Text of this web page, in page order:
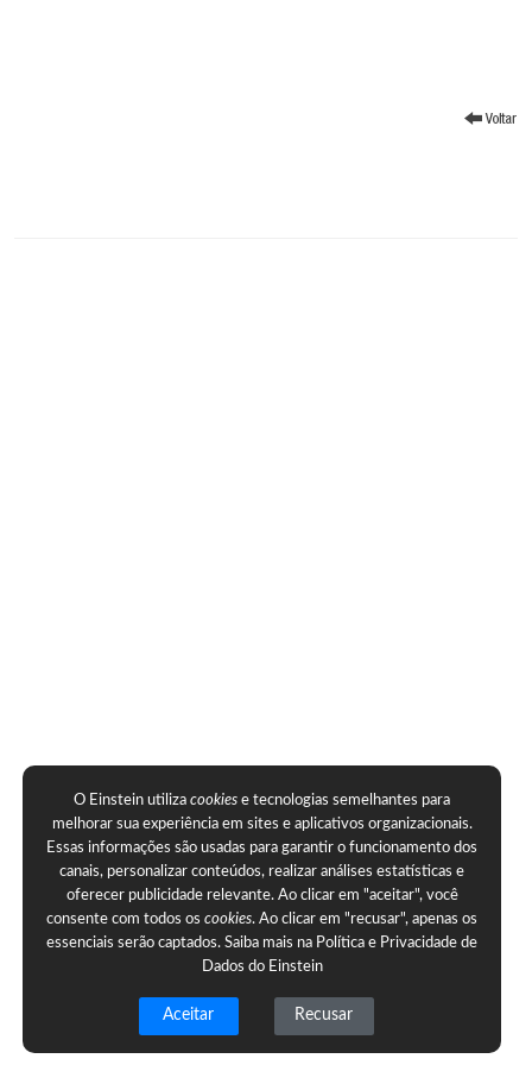
O Einstein utilizacookies e tecnologias semelhantes para
melhorar sua experiência em sites e aplicativos organizacionais.
Essas informações são usadas para garantir o funcionamento dos
canais, personalizar conteúdos, realizar análises estatísticas e
oferecer publicidade relevante. Ao clicar em "aceitar", você
consente com todos oscookies. Ao clicar em "recusar", apenas os
essenciais serão captados. Saiba mais na Política e Privacidade de
Dados do Einstein
Aceitar Recusar